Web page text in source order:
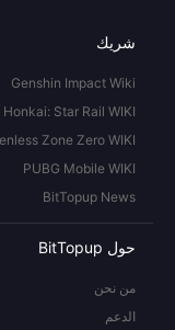
شريك
Genshin Impact Wiki
Honkai: Star Rail WIKI
Zone Zero WIKI
PUBG Mobile WIKI
BitTopup News
حول BitTopup
من نحن
الدعم